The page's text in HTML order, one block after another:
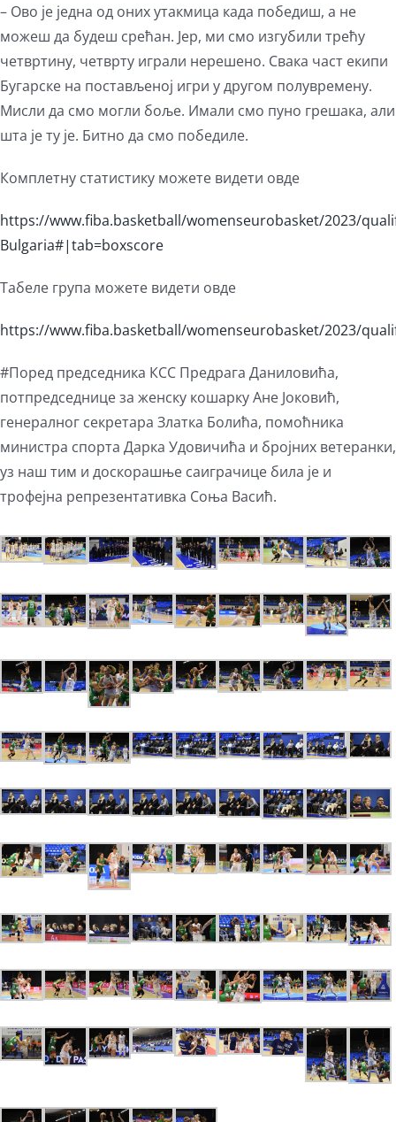
– Ово је једна од оних утакмица када победиш, а не
можеш да будеш срећан. Јер, ми смо изгубили трећу
четвртину, четврту играли нерешено. Свака част екипи
Бугарске на постављеној игри у другом полувремену.
Мисли да смо могли боље. Имали смо пуно грешака, али
шта је ту је. Битно да смо победиле.
Комплетну статистику можете видети овде
https://www.fiba.basketball/womenseurobasket/2023/
Bulgaria#|tab=boxscore
Табеле група можете видети овде
https://www.fiba.basketball/womenseurobasket/2023/
#Поред председника КСС Предрага Даниловића,
потпредседнице за женску кошарку Ане Јоковић,
генералног секретара Златка Болића, помоћника
министра спорта Дарка Удовичића и бројних ветеранки,
уз наш тим и доскорашње саиграчице била је и
трофејна репрезентативка Соња Васић.